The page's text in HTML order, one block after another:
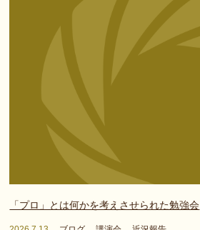
「プロ」とは何かを考えさせられた勉強会